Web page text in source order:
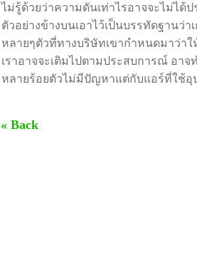
ไม่รู้ด้วยว่าความดันเท่าไรอาจจะไม่ไ
ตัวอย่างข้างบนเอาไว้เป็นบรรทัดฐานว่
หลายๆตัวที่ทางบริษัทเขากำหนดมาว่า
เราอาจจะเติมไปตามประสบการณ์ อาจ
หลายร้อยตัวไม่มีปัญหาแต่กับแอร์ที่ใช้
« Back